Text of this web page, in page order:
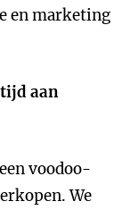
en marketing
aan
voodoo-
We